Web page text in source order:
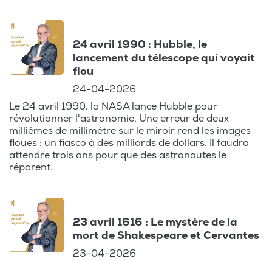
années passées.
Rejoignez-nous pour un voyage dans le
temps, où chaque épisode vous ramène à
une époque révolue mais toujours vivante
dans nos cœurs. C'est votre rendez-vous
pour replonger dans les souvenirs,
revisiter les événements marquants et
redécouvrir les actualités qui ont forgé
notre histoire collective.
24 avril 1990 : Hubble, le
lancement du télescope qui voyait
flou
24-04-2026
Le 24 avril 1990, la NASA lance Hubble pour
révolutionner l'astronomie. Une erreur de deux
millièmes de millimètre sur le miroir rend les images
floues : un fiasco à des milliards de dollars. Il faudra
attendre trois ans pour que des astronautes le
réparent.
23 avril 1616 : Le mystère de la
mort de Shakespeare et Cervantes
23-04-2026